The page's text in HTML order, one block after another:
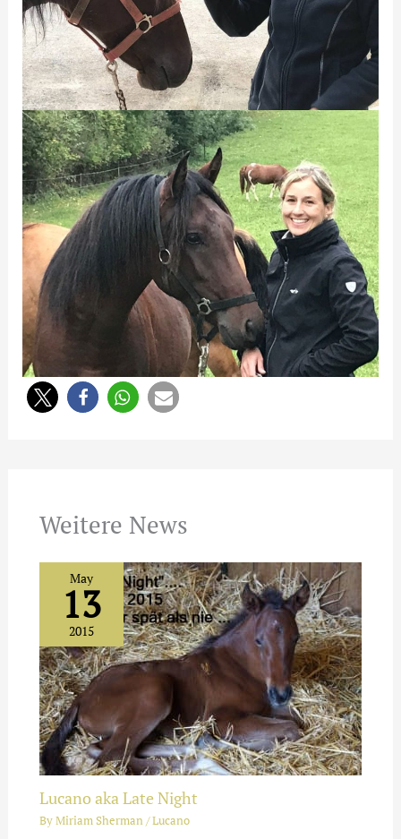
Weitere News
May
13
2015
Lucano aka Late Night
ByMiriam Sherman/Lucano